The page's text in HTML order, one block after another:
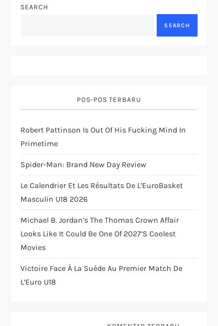
t
i
o
n
SEARCH
SEARCH
POS-POS TERBARU
Robert Pattinson Is Out Of His Fucking Mind In
Primetime
Spider-Man: Brand New Day Review
Le Calendrier Et Les Résultats De L’EuroBasket
Masculin U18 2026
Michael B. Jordan’s The Thomas Crown Affair
Looks Like It Could Be One Of 2027’s Coolest
Movies
Victoire Face À La Suède Au Premier Match De
L’Euro U18